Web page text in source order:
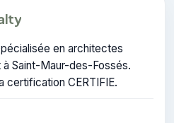
en architectes
Saint-Maur-des-Fossés.
certification CERTIFIE.